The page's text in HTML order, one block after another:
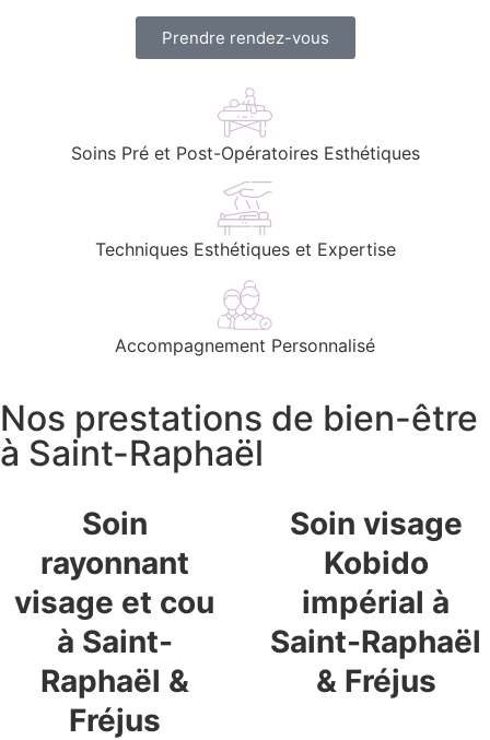
Prendre rendez-vous
Soins Pré et Post-Opératoires Esthétiques
Techniques Esthétiques et Expertise
Accompagnement Personnalisé
Nos prestations de bien-être
à Saint-Raphaël
Soin
rayonnant
visage et cou
à Saint-
Raphaël &
Fréjus
Soin visage
Kobido
impérial à
Saint-Raphaël
& Fréjus